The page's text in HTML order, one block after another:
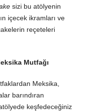
sizi bu atölyenin
içecek ikramları ve
reçeteleri
Mutfağı
Meksika,
barındıran
keşfedeceğiniz